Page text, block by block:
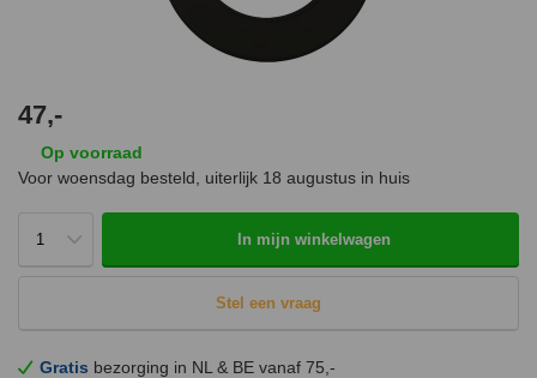
47,-
Op voorraad
Voor woensdag besteld, uiterlijk 18 augustus in huis
In mijn winkelwagen
Stel een vraag
Gratis bezorging in NL & BE vanaf 75,-